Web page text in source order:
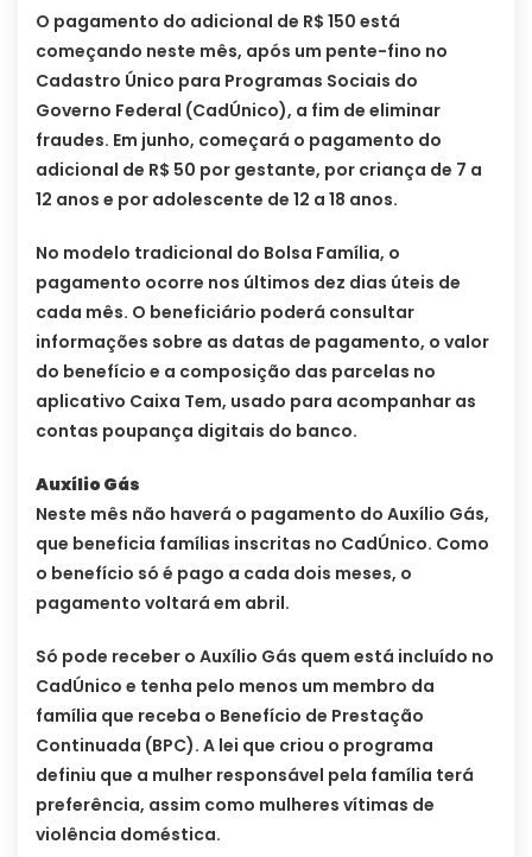
O pagamento do adicional de R$ 150 está
começando neste mês, após um pente-fino no
Cadastro Único para Programas Sociais do
Governo Federal (CadÚnico), a fim de eliminar
fraudes. Em junho, começará o pagamento do
adicional de R$ 50 por gestante, por criança de 7 a
12 anos e por adolescente de 12 a 18 anos.
No modelo tradicional do Bolsa Família, o
pagamento ocorre nos últimos dez dias úteis de
cada mês. O beneficiário poderá consultar
informações sobre as datas de pagamento, o valor
do benefício e a composição das parcelas no
aplicativo Caixa Tem, usado para acompanhar as
contas poupança digitais do banco.
Auxílio Gás
Neste mês não haverá o pagamento do Auxílio Gás,
que beneficia famílias inscritas no CadÚnico. Como
o benefício só é pago a cada dois meses, o
pagamento voltará em abril.
Só pode receber o Auxílio Gás quem está incluído no
CadÚnico e tenha pelo menos um membro da
família que receba o Benefício de Prestação
Continuada (BPC). A lei que criou o programa
definiu que a mulher responsável pela família terá
preferência, assim como mulheres vítimas de
violência doméstica.